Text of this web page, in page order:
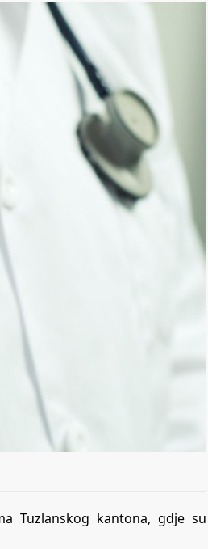
Tuzlanskog kantona, gdje su